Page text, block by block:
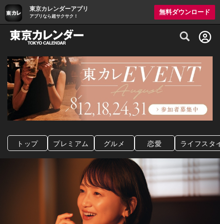
東京カレンダーアプリ
アプリなら超サクサク！
無料ダウンロード
グルメ情報・プレミアムレストラン予約
トップ プレミアム グルメ 恋愛 ライフスタ